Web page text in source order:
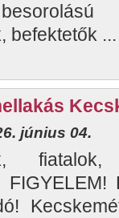
befektetők
június 04.